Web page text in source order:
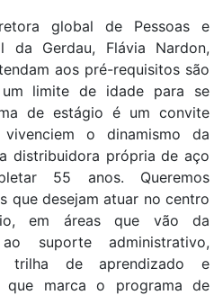
global de Pessoas e
da Gerdau, Flávia Nardon,
aos pré-requisitos são
limite de idade para se
de estágio é um convite
o dinamismo da
distribuidora própria de aço
55 anos. Queremos
que desejam atuar no centro
em áreas que vão da
suporte administrativo,
trilha de aprendizado e
que marca o programa de